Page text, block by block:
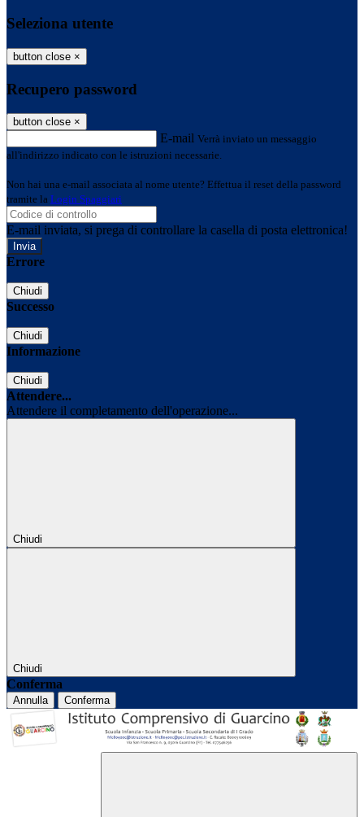
Seleziona utente
button close ×
Recupero password
button close ×
E-mail Verrà inviato un messaggio
all'indirizzo indicato con le istruzioni necessarie.
Non hai una e-mail associata al nome utente? Effettua il reset della password
tramite la Login Spaggiari
E-mail inviata, si prega di controllare la casella di posta elettronica!
Errore
Chiudi
Successo
Chiudi
Informazione
Chiudi
Attendere...
Attendere il completamento dell'operazione...
Chiudi
Chiudi
Conferma
Annulla Conferma